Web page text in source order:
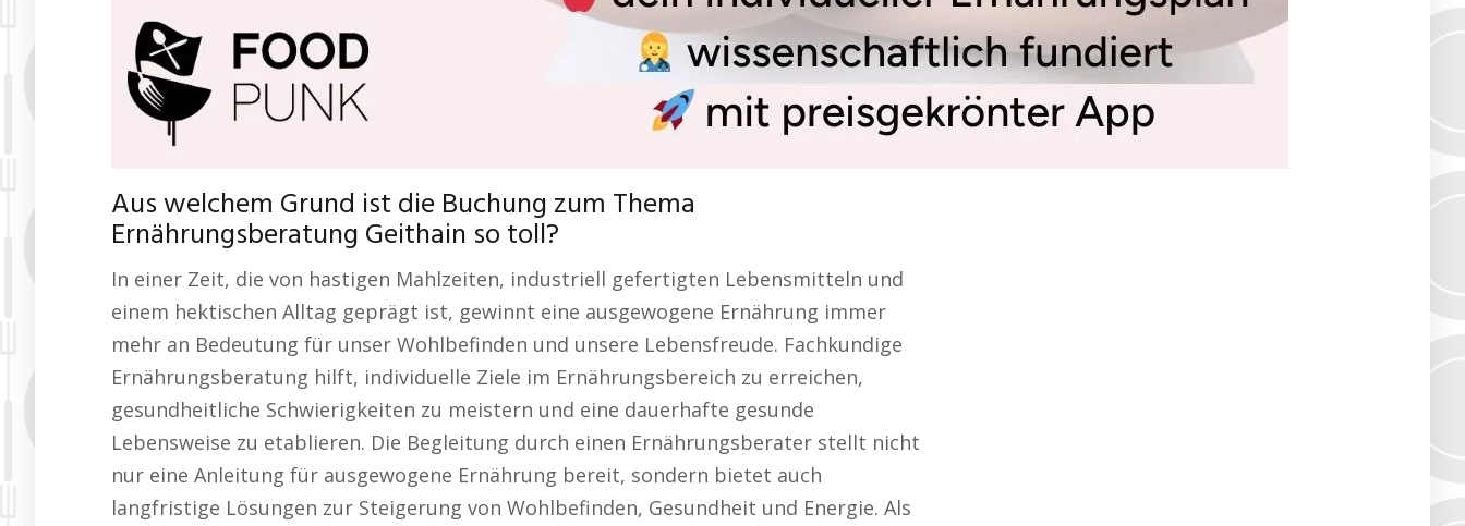
Aus welchem Grund ist die Buchung zum Thema
Ernährungsberatung Geithain so toll?
In einer Zeit, die von hastigen Mahlzeiten, industriell gefertigten Lebensmitteln und
einem hektischen Alltag geprägt ist, gewinnt eine ausgewogene Ernährung immer
mehr an Bedeutung für unser Wohlbefinden und unsere Lebensfreude. Fachkundige
Ernährungsberatung hilft, individuelle Ziele im Ernährungsbereich zu erreichen,
gesundheitliche Schwierigkeiten zu meistern und eine dauerhafte gesunde
Lebensweise zu etablieren. Die Begleitung durch einen Ernährungsberater stellt nicht
nur eine Anleitung für ausgewogene Ernährung bereit, sondern bietet auch
langfristige Lösungen zur Steigerung von Wohlbefinden, Gesundheit und Energie. Als